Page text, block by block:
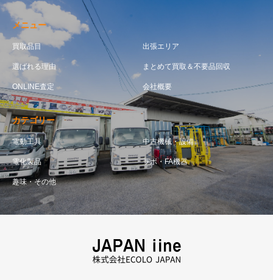
メニュー
買取品目 出張エリア
選ばれる理由 まとめて買取＆不要品回収
ONLINE査定 会社概要
カテゴリー
電動工具 中古機械・設備
電化製品 ラボ・FA機器
趣味・その他